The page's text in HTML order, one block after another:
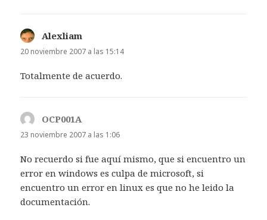
Alexliam
20 noviembre 2007 a las 15:14
Totalmente de acuerdo.
OCP001A
23 noviembre 2007 a las 1:06
No recuerdo si fue aquí mismo, que si encuentro un
error en windows es culpa de microsoft, si
encuentro un error en linux es que no he leido la
documentación.